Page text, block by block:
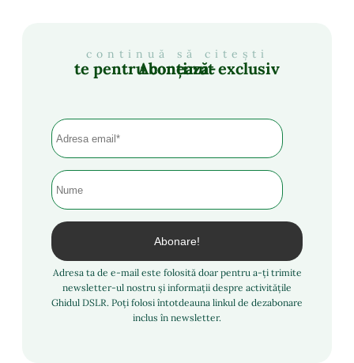
continuă să citești
Abonează-te pentru conținut exclusiv
Adresa ta de e-mail este folosită doar pentru a-ți trimite
newsletter-ul nostru și informații despre activitățile
Ghidul DSLR. Poți folosi întotdeauna linkul de dezabonare
inclus în newsletter.